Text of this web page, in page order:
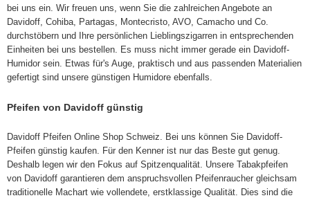
bei uns ein. Wir freuen uns, wenn Sie die zahlreichen Angebote an
Davidoff, Cohiba, Partagas, Montecristo, AVO, Camacho und Co.
durchstöbern und Ihre persönlichen Lieblingszigarren in entsprechenden
Einheiten bei uns bestellen. Es muss nicht immer gerade ein Davidoff-
Humidor sein. Etwas für's Auge, praktisch und aus passenden Materialien
gefertigt sind unsere günstigen Humidore ebenfalls.
Pfeifen von Davidoff günstig
Davidoff Pfeifen Online Shop Schweiz. Bei uns können Sie Davidoff-
Pfeifen günstig kaufen. Für den Kenner ist nur das Beste gut genug.
Deshalb legen wir den Fokus auf Spitzenqualität. Unsere Tabakpfeifen
von Davidoff garantieren dem anspruchsvollen Pfeifenraucher gleichsam
traditionelle Machart wie vollendete, erstklassige Qualität. Dies sind die